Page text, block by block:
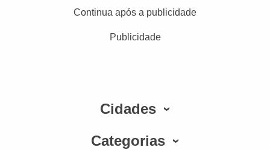
Continua após a publicidade
Publicidade
Cidades
Categorias